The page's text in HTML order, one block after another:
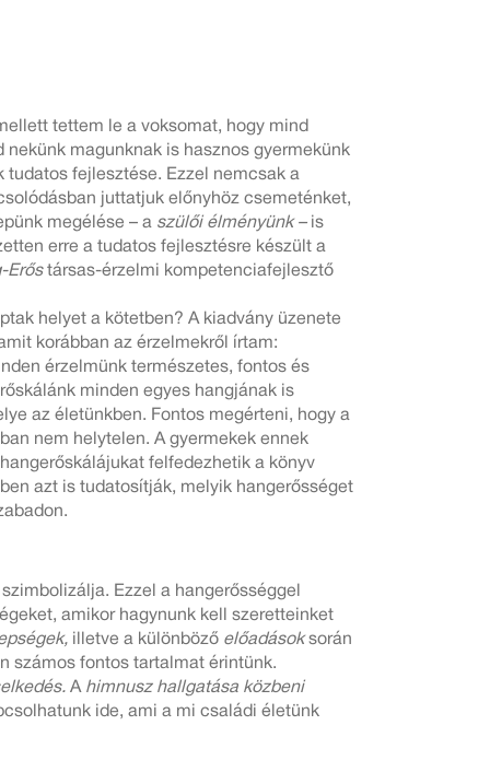
tettem le a voksomat, hogy mind
nekünk magunknak is hasznos gyermekünk
tudatos fejlesztése. Ezzel nemcsak a
juttatjuk előnyhöz csemeténket,
megélése – a szülői élményünk –is
erre a tudatos fejlesztésre készült a
Erőstársas-érzelmi kompetenciafejlesztő
helyet a kötetben? A kiadvány üzenete
korábban az érzelmekről írtam:
érzelmünk természetes, fontos és
minden egyes hangjának is
az életünkben. Fontos megérteni, hogy a
nem helytelen. A gyermekek ennek
felfedezhetik a könyv
azt is tudatosítják, melyik hangerősséget
Ezzel a hangerősséggel
amikor hagynunk kell szeretteinket
illetve a különböző előadásoksorán
számos fontos tartalmat érintünk.
A himnusz hallgatása közbeni
ide, ami a mi családi életünk